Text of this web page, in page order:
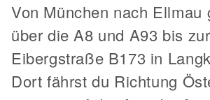
Von München nach Ellmau
über die A8 und A93 bis zur
Eibergstraße B173 in
Dort fährst du Richtung